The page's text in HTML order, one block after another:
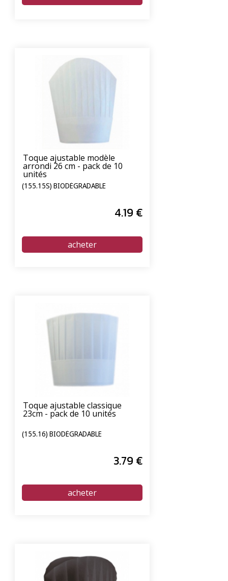
Toque ajustable modèle
arrondi 26 cm - pack de 10
unités
(155.15S) BIODÉGRADABLE
4.19 €
Toque ajustable classique
23cm - pack de 10 unités
(155.16) BIODÉGRADABLE
3.79 €